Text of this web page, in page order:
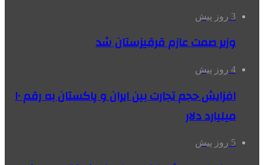
3 روز پیش
وزیر صمت عازم قرقیزستان شد
4 روز پیش
افزایش حجم تجارت بین ایران و پاکستان به رقم ۱۰
میلیارد دلار
5 روز پیش